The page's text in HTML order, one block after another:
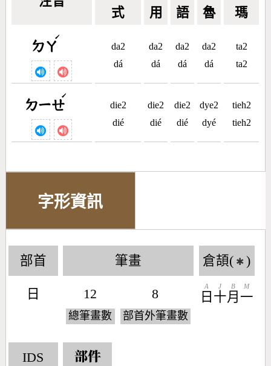
式 用 語 魯 瑪
ㄉㄚ
ˊ
da2
dá
da2
dá
da2
dá
da2
dá
ta2
ta2
ㄉㄧㄝ
ˊ
die2
dié
die2
dié
die2
dié
dye2
dyé
tieh2
tieh2
字形資訊
部首
日
筆畫
12
總筆畫數
8
部首外筆畫數
倉頡( ✱ )
日
A
十
J
月
B
一
M
IDS 部件